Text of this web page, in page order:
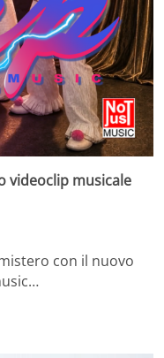
videoclip musicale
con il nuovo